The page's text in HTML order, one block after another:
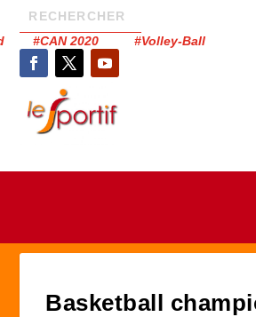
#CAN 2020 #Volley-Ball
Basketball